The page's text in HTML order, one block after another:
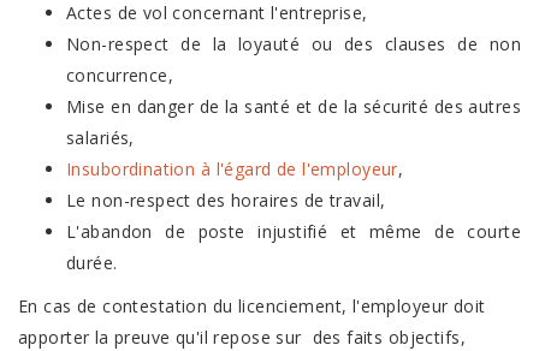
Actes de vol concernant l'entreprise,
Non-respect de la loyauté ou des clauses de non
concurrence,
Mise en danger de la santé et de la sécurité des autres
salariés,
Insubordination à l'égard de l'employeur,
Le non-respect des horaires de travail,
L'abandon de poste injustifié et même de courte
durée.
En cas de contestation du licenciement, l'employeur doit
apporter la preuve qu'il repose sur des faits objectifs,